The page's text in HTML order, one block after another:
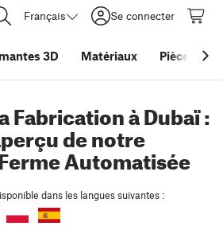
Français Se connecter
3D Matériaux Pièces &
Fabrication à Dubaï :
de notre
Automatisée
dans les langues suivantes :